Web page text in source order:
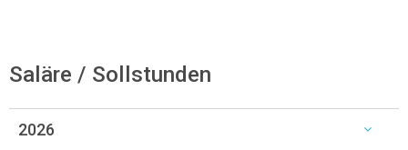
Saläre / Sollstunden
2026